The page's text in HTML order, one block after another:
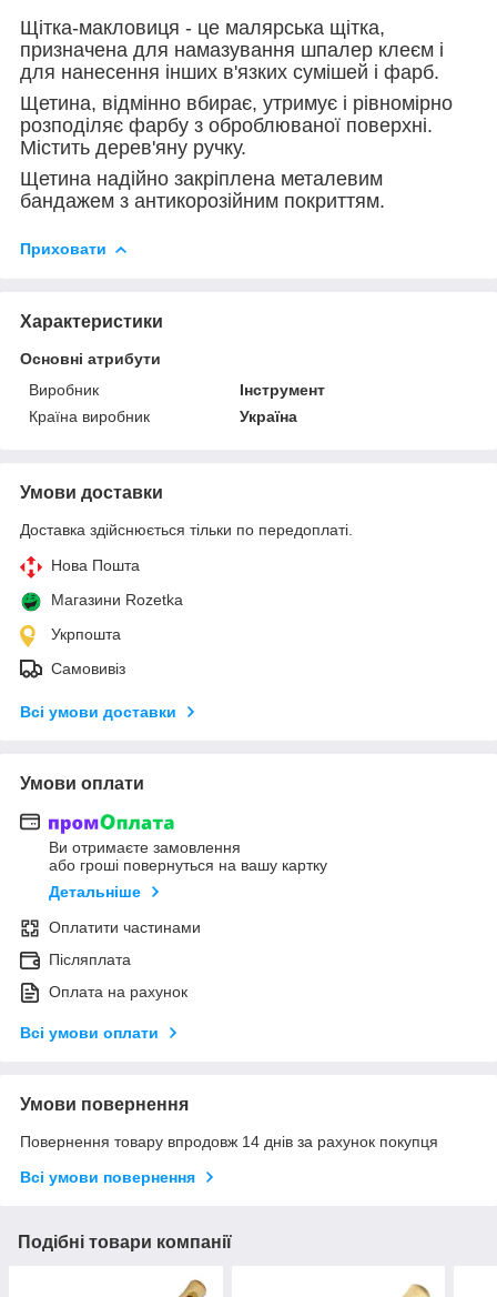
Щітка-макловиця - це малярська щітка,
призначена для намазування шпалер клеєм і
для нанесення інших в'язких сумішей і фарб.
Щетина, відмінно вбирає, утримує і рівномірно
розподіляє фарбу з оброблюваної поверхні.
Містить дерев'яну ручку.
Щетина надійно закріплена металевим
бандажем з антикорозійним покриттям.
Приховати
Характеристики
Основні атрибути
Виробник
Інструмент
Країна виробник
Україна
Умови доставки
Доставка здійснюється тільки по передоплаті.
Нова Пошта
Магазини Rozetka
Укрпошта
Самовивіз
Всі умови доставки
Умови оплати
Ви отримаєте замовлення
або гроші повернуться на вашу картку
Детальніше
Оплатити частинами
Післяплата
Оплата на рахунок
Всі умови оплати
Умови повернення
Повернення товару впродовж 14 днів за рахунок покупця
Всі умови повернення
Подібні товари компанії